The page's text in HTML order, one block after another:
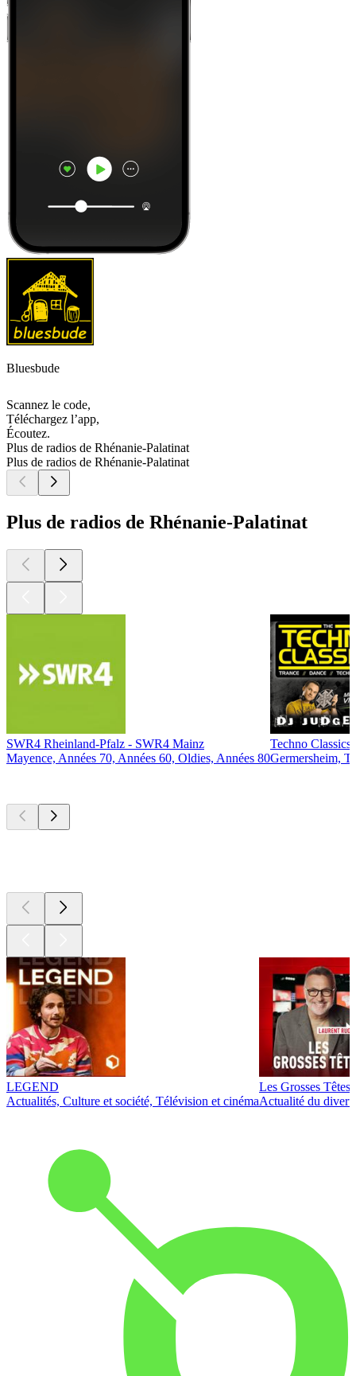
Bluesbude
Scannez le code,
Téléchargez l’app,
Écoutez.
Plus de radios de Rhénanie-Palatinat
Plus de radios de Rhénanie-Palatinat
Plus de radios de Rhénanie-Palatinat
SWR4 Rheinland-Pfalz - SWR4 Mainz
Mayence, Années 70, Années 60, Oldies, Années 80
Techno Classics
Germersheim,
LEGEND
Actualités, Culture et société, Télévision et cinéma
Les Grosses Têtes
Actualité du